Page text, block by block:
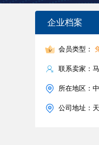
企业档案
会员类型：
联系卖家：
所在地区：
公司地址：